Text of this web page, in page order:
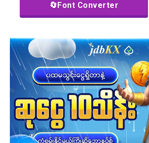
🔄Font Converter